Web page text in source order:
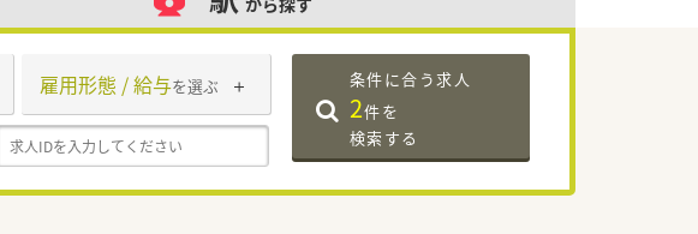
雇用形態 / 給与を選ぶ 条件に合う求人
2件を
検索する